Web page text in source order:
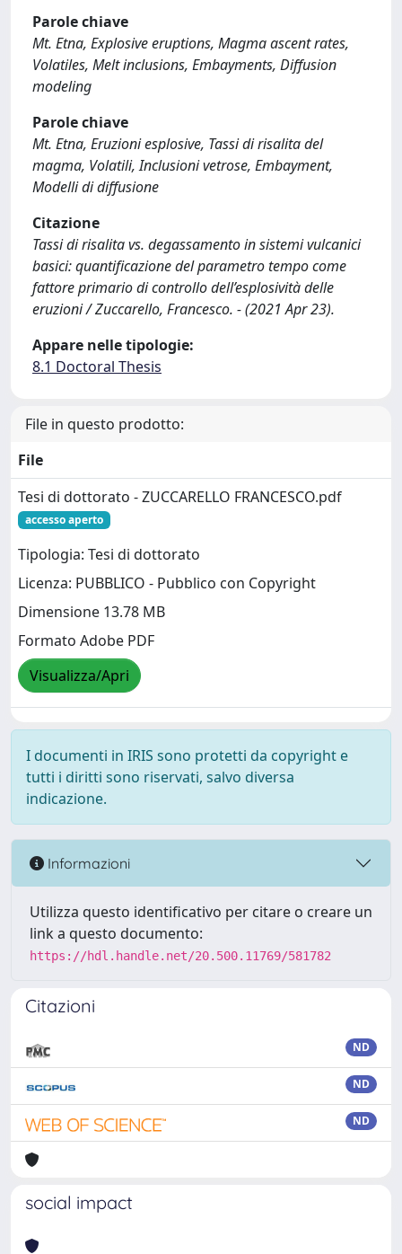
Parole chiave
Mt. Etna, Explosive eruptions, Magma ascent rates,
Volatiles, Melt inclusions, Embayments, Diffusion
modeling
Parole chiave
Mt. Etna, Eruzioni esplosive, Tassi di risalita del
magma, Volatili, Inclusioni vetrose, Embayment,
Modelli di diffusione
Citazione
Tassi di risalita vs. degassamento in sistemi vulcanici
basici: quantificazione del parametro tempo come
fattore primario di controllo dell’esplosività delle
eruzioni / Zuccarello, Francesco. - (2021 Apr 23).
Appare nelle tipologie:
8.1 Doctoral Thesis
File in questo prodotto:
File
Tesi di dottorato - ZUCCARELLO FRANCESCO.pdf
accesso aperto
Tipologia: Tesi di dottorato
Licenza: PUBBLICO - Pubblico con Copyright
Dimensione 13.78 MB
Formato Adobe PDF
Visualizza/Apri
I documenti in IRIS sono protetti da copyright e
tutti i diritti sono riservati, salvo diversa
indicazione.
Informazioni
Utilizza questo identificativo per citare o creare un
link a questo documento:
https://hdl.handle.net/20.500.11769/581782
Citazioni
ND
ND
ND
social impact